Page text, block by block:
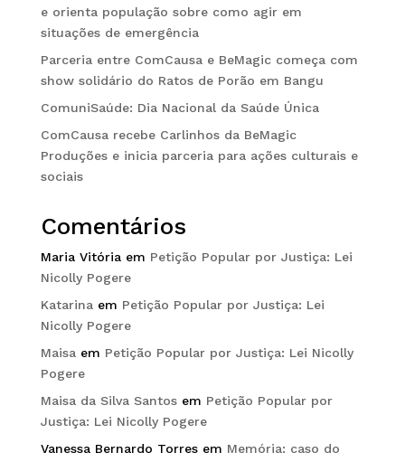
e orienta população sobre como agir em
situações de emergência
Parceria entre ComCausa e BeMagic começa com
show solidário do Ratos de Porão em Bangu
ComuniSaúde: Dia Nacional da Saúde Única
ComCausa recebe Carlinhos da BeMagic
Produções e inicia parceria para ações culturais e
sociais
Comentários
Maria Vitóriaem Petição Popular por Justiça: Lei
Nicolly Pogere
Katarinaem Petição Popular por Justiça: Lei
Nicolly Pogere
Maisaem Petição Popular por Justiça: Lei Nicolly
Pogere
Maisa da Silva Santosem Petição Popular por
Justiça: Lei Nicolly Pogere
Vanessa Bernardo Torresem Memória: caso do